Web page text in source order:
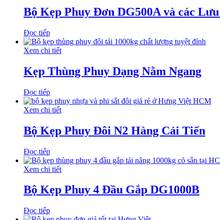
Bộ Kẹp Phuy Đơn DG500A và các
Đọc tiếp
Xem chi tiết
Kẹp Thùng Phuy Dạng Nằm Ngang
Đọc tiếp
Xem chi tiết
Bộ Kẹp Phuy Đôi N2 Hàng Cải Tiến
Đọc tiếp
Xem chi tiết
Bộ Kẹp Phuy 4 Đầu Gắp DG1000B
Đọc tiếp